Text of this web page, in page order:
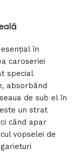
în
caroseriei
special
absorbând
de sub el în
un strat
când apar
vopselei de